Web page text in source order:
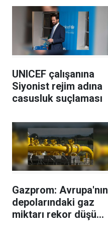
UNICEF çalışanına
Siyonist rejim adına
casusluk suçlaması
Gazprom: Avrupa'nın
depolarındaki gaz
miktarı rekor düşük